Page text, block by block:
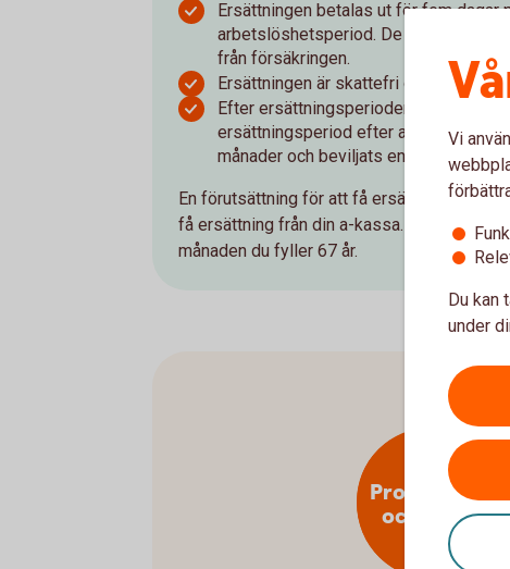
Ersättningen betalas ut för fem
arbetslöshetsperiod. De första två
från försäkringen.
Ersättningen är skattefri och betalas
Efter ersättningsperiodens slut, kan
ersättningsperiod efter att du haft
månader och beviljats en ny a-
En förutsättning för att få ersättning från
få ersättning från din a-kassa.
månaden du fyller 67 år.
Produktfakta
och villkor
Vi
Du kan
under